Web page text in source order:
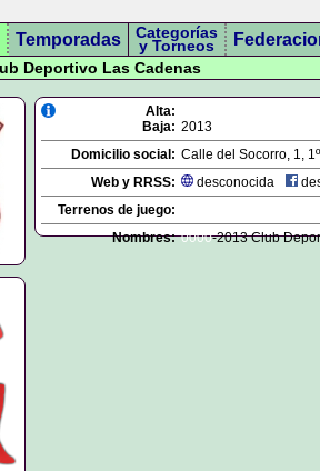
Temporadas Categorías
y Torneos
Deportivo Las Cadenas
Alta:
Baja: 2013
Domicilio social: Calle del Socorro, 1,
Web y RRSS:
desconocida
Terrenos de juego:
Nombres: 0000-2013 Club